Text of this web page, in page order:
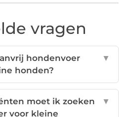
vragen
hondenvoer
honden?
▼
moet ik zoeken
voor kleine
▼